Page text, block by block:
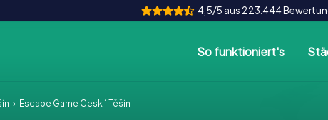
4,5/5 aus 223.444
So funktioniert's
Escape Game Český Těšín